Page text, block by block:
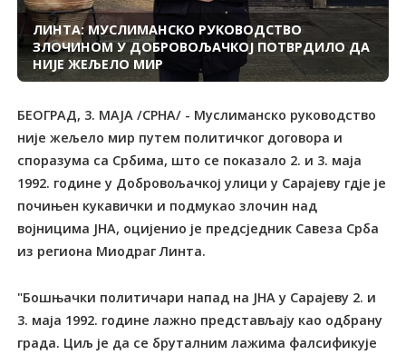
ЛИНТА: МУСЛИМАНСКО РУКОВОДСТВО
ЗЛОЧИНОМ У ДОБРОВОЉАЧКОЈ ПОТВРДИЛО ДА
НИЈЕ ЖЕЉЕЛО МИР
БЕОГРАД, 3. МАЈА /СРНА/ - Муслиманско руководство
није жељело мир путем политичког договора и
споразума са Србима, што се показало 2. и 3. маја
1992. године у Добровољачкој улици у Сарајеву гдје је
почињен кукавички и подмукао злочин над
војницима ЈНА, оцијенио је предсједник Савеза Срба
из региона Миодраг Линта.
"Бошњачки политичари напад на ЈНА у Сарајеву 2. и
3. маја 1992. године лажно представљају као одбрану
града. Циљ је да се бруталним лажима фалсификује